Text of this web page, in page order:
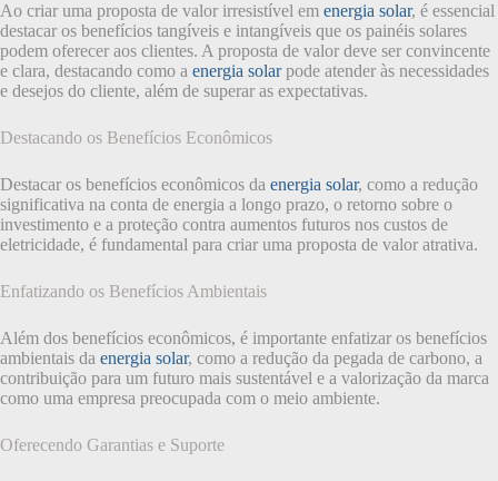
Ao criar uma proposta de valor irresistível em energia solar, é essencial
destacar os benefícios tangíveis e intangíveis que os painéis solares
podem oferecer aos clientes. A proposta de valor deve ser convincente
e clara, destacando como a energia solarpode atender às necessidades
e desejos do cliente, além de superar as expectativas.
Destacando os Benefícios Econômicos
Destacar os benefícios econômicos da energia solar, como a redução
significativa na conta de energia a longo prazo, o retorno sobre o
investimento e a proteção contra aumentos futuros nos custos de
eletricidade, é fundamental para criar uma proposta de valor atrativa.
Enfatizando os Benefícios Ambientais
Além dos benefícios econômicos, é importante enfatizar os benefícios
ambientais da energia solar, como a redução da pegada de carbono, a
contribuição para um futuro mais sustentável e a valorização da marca
como uma empresa preocupada com o meio ambiente.
Oferecendo Garantias e Suporte